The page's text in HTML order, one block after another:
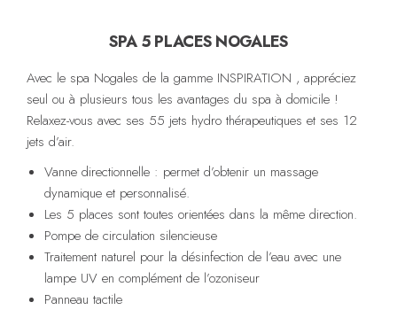
SPA 5 PLACES NOGALES
Avec le spa Nogales de la gamme INSPIRATION , appréciez
seul ou à plusieurs tous les avantages du spa à domicile !
Relaxez-vous avec ses 55 jets hydro thérapeutiques et ses 12
jets d’air.
Vanne directionnelle : permet d’obtenir un massage
dynamique et personnalisé.
Les 5 places sont toutes orientées dans la même direction.
Pompe de circulation silencieuse
Traitement naturel pour la désinfection de l’eau avec une
lampe UV en complément de l’ozoniseur
Panneau tactile